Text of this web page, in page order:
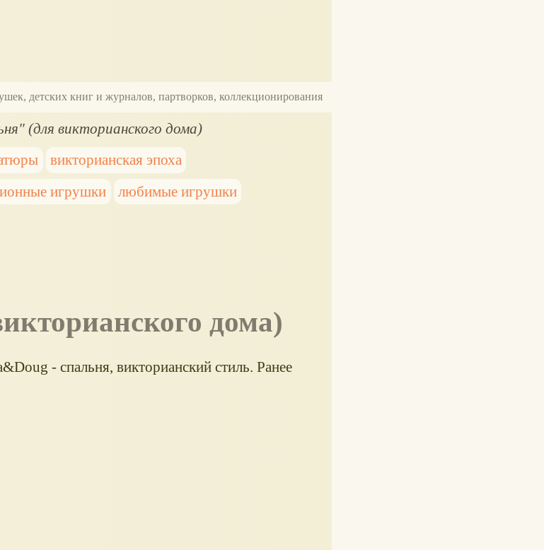
детских книг и журналов, партворков, коллекционирования
(для викторианского дома)
викторианская эпоха
игрушки
любимые игрушки
дома)
- спальня, викторианский стиль. Ранее